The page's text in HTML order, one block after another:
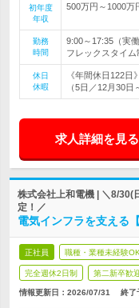
初年度
年収
500万円～1000万
勤務
時間
9:00～17:35（実
フレックスタイム
休日
休暇
《年間休日122
（5日／12月30日
求人詳細を見る
株式会社上和電機 | ＼8/
定！／
電気インフラを支える
正社員 職種・業種未経験OK
完全週休2日制 第二新卒歓
情報更新日：2026/07/31 終了